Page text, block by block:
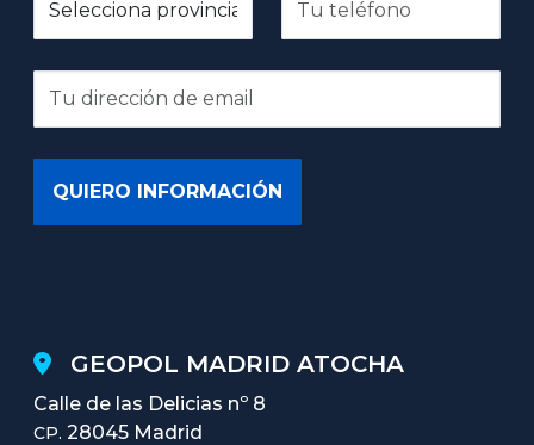
GEOPOL MADRID ATOCHA
Calle de las Delicias nº 8
CP. 28045 Madrid